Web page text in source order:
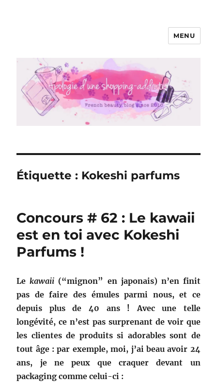
Apologie d'une Shopping-addicte
MENU
Étiquette : Kokeshi parfums
Concours # 62 : Le kawaii
est en toi avec Kokeshi
Parfums !
Lekawaii (“mignon” en japonais) n’en finit
pas de faire des émules parmi nous, et ce
depuis plus de 40 ans ! Avec une telle
longévité, ce n’est pas surprenant de voir que
les clientes de produits si adorables sont de
tout âge : par exemple, moi, j’ai beau avoir 24
ans, je ne peux que craquer devant un
packaging comme celui-ci :